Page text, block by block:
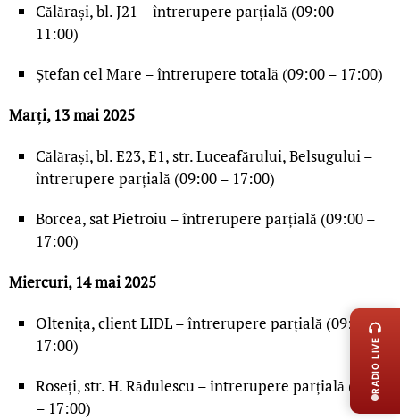
Călărași, bl. J21 – întrerupere parțială (09:00 –
11:00)
Ștefan cel Mare – întrerupere totală (09:00 – 17:00)
Marți, 13 mai 2025
Călărași, bl. E23, E1, str. Luceafărului, Belsugului –
întrerupere parțială (09:00 – 17:00)
Borcea, sat Pietroiu – întrerupere parțială (09:00 –
17:00)
Miercuri, 14 mai 2025
Oltenița, client LIDL – întrerupere parțială (09:00 –
17:00)
Roseți, str. H. Rădulescu – întrerupere parțială (09:00
– 17:00)
RADIO LIVE